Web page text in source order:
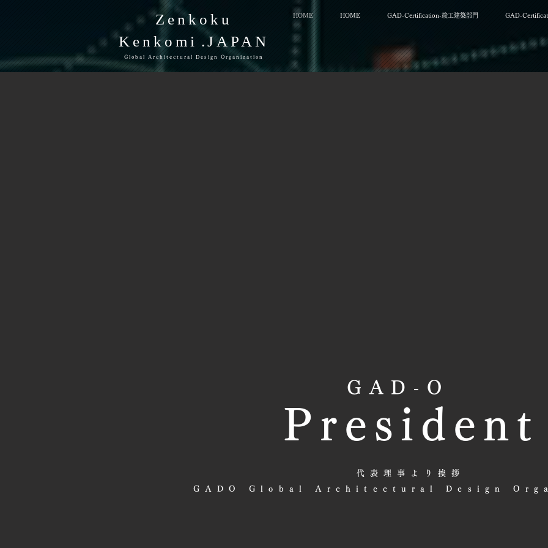
Zenkoku
Kenkomi .JAPAN
HOME HOME GAD-Certification-竣工建築部門 GAD-
Global Architectural Design Organization
GAD-O
President
代表理事より挨拶
GADO Global Architectural Design